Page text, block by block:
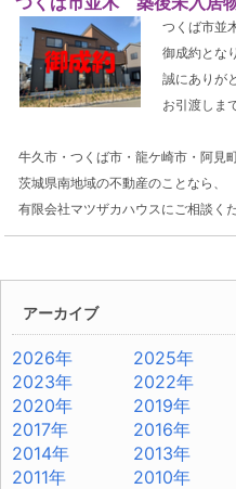
つくば市
御成約とな
誠にありが
お引渡しま
牛久市・つくば市・龍ケ崎市・阿見町
茨城県南地域の不動産のことなら、
有限会社マツザカハウスにご相談くだ
アーカイブ
2026年 2025年
2023年
2022年
2020年
2019年
2017年
2016年
2014年
2013年
2011年
2010年